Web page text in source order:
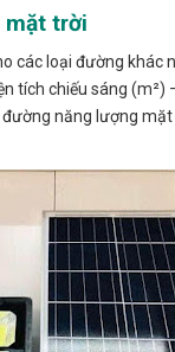
mặt trời
loại đường khác
tích chiếu sáng
năng lượng